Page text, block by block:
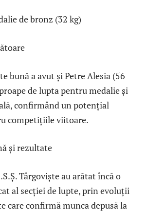
de bronz (32 kg)
bună a avut și Petre Alesia (56
de lupta pentru medalie și
confirmând un potențial
competițiile viitoare.
și rezultate
Târgoviște au arătat încă o
al secției de lupte, prin evoluții
care confirmă munca depusă la